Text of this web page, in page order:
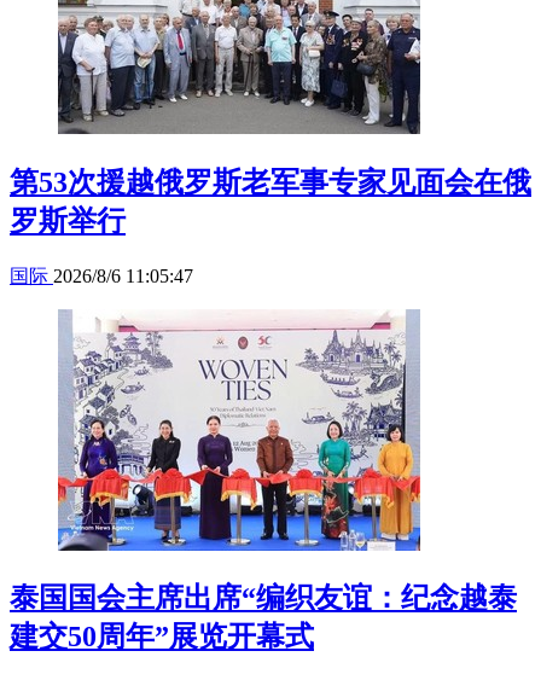
第53次援越俄罗斯老军事专家见面会在俄
罗斯举行
国际 2026/8/6 11:05:47
泰国国会主席出席“编织友谊：纪念越泰
建交50周年”展览开幕式